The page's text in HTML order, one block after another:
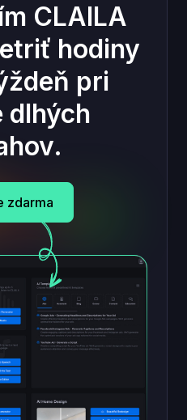
CLAILA
hodiny
pri
dlhých
zdarma